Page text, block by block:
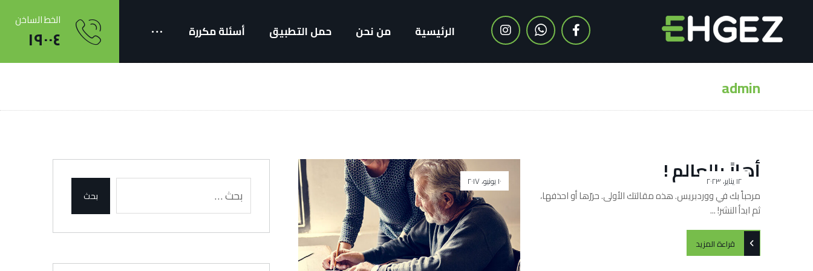
الخط الساخن
١٩٠٠٤ الرئيسية من نحن حمل التطبيق أسئلة مكررة
admin
أهلاً بالعالم !
١٢ يناير، ٢٠٢٣
مرحباً بك في ووردبريس. هذه مقالتك الأولى. حررّها أو احذفها،
ثم ابدأ النشر! ...
قراءة المزيد
١٠ يونيو، ٢٠١٧
بحث